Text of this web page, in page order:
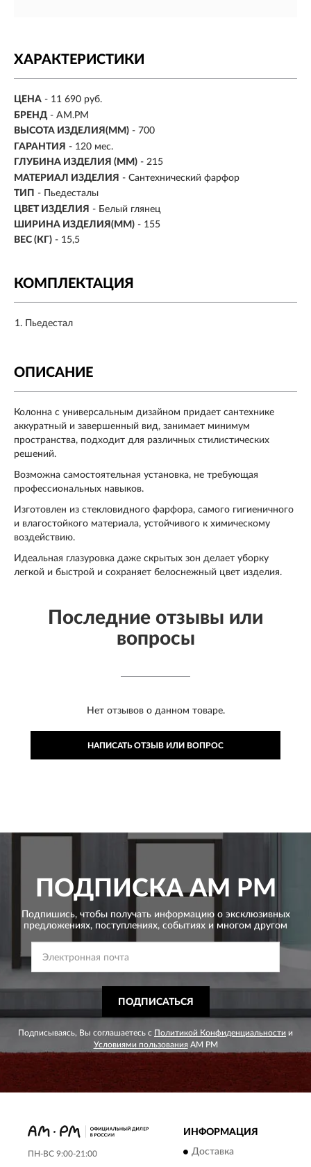
ХАРАКТЕРИСТИКИ
ЦЕНА - 11 690 руб.
БРЕНД - AM.PM
ВЫСОТА ИЗДЕЛИЯ(ММ) - 700
ГАРАНТИЯ - 120 мес.
ГЛУБИНА ИЗДЕЛИЯ (ММ) - 215
МАТЕРИАЛ ИЗДЕЛИЯ - Сантехнический фарфор
ТИП - Пьедесталы
ЦВЕТ ИЗДЕЛИЯ - Белый глянец
ШИРИНА ИЗДЕЛИЯ(ММ) - 155
ВЕС (КГ) - 15,5
КОМПЛЕКТАЦИЯ
Пьедестал
ОПИСАНИЕ
Колонна с универсальным дизайном придает сантехнике
аккуратный и завершенный вид, занимает минимум
пространства, подходит для различных стилистических
решений.
Возможна самостоятельная установка, не требующая
профессиональных навыков.
Изготовлен из стекловидного фарфора, самого гигиеничного
и влагостойкого материала, устойчивого к химическому
воздействию.
Идеальная глазуровка даже скрытых зон делает уборку
легкой и быстрой и сохраняет белоснежный цвет изделия.
Последние отзывы или
вопросы
Нет отзывов о данном товаре.
НАПИСАТЬ ОТЗЫВ ИЛИ ВОПРОС
ПОДПИСКАAM PM
Подпишись, чтобы получать информацию о эксклюзивных
предложениях, поступлениях, событиях и многом другом
ПОДПИСАТЬСЯ
Подписываясь, Вы соглашаетесь с Политикой Конфиденциальности и
Условиями пользования AM PM
ПН-ВС 9:00-21:00
ИНФОРМАЦИЯ
Доставка